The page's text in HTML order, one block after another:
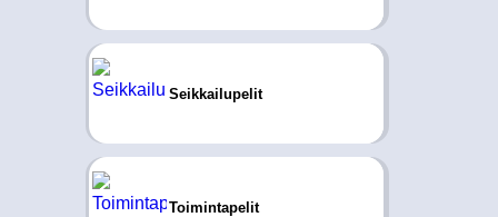
Seikkailupelit
Toimintapelit